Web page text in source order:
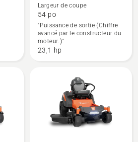
de
détails
sur
Z345
54",
Largeur de coupe
54 po
"Puissance de sortie (Chiffre
avancé par le constructeur du
moteur.)"
23,1 hp